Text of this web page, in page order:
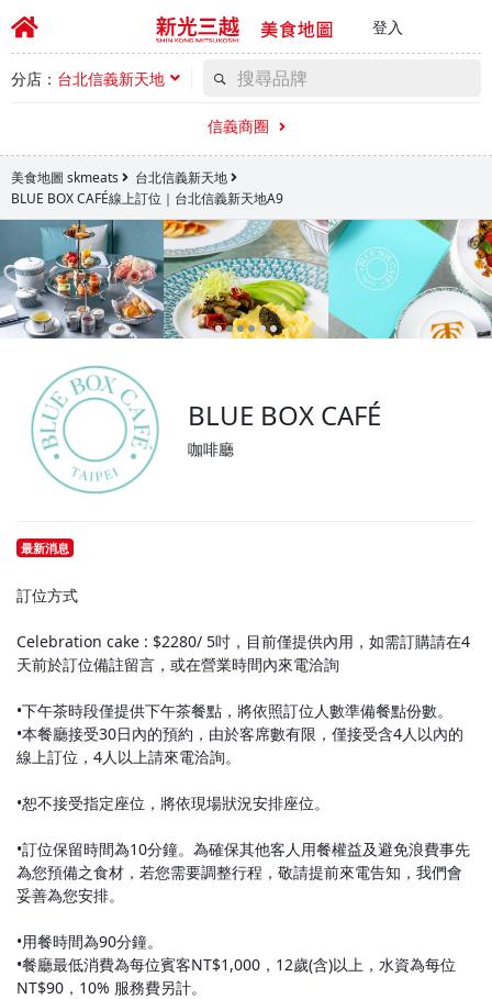
登入
分店： 台北信義新天地
信義商圈
美食地圖 skmeats
台北信義新天地
BLUE BOX CAFÉ線上訂位｜台北信義新天地A9
BLUE BOX CAFÉ
咖啡廳
最新消息
訂位方式
Celebration cake : $2280/ 5吋，目前僅提供內用，如需訂購請在4
天前於訂位備註留言，或在營業時間內來電洽詢
•下午茶時段僅提供下午茶餐點，將依照訂位人數準備餐點份數。
•本餐廳接受30日內的預約，由於客席數有限，僅接受含4人以內的
線上訂位，4人以上請來電洽詢。
•恕不接受指定座位，將依現場狀況安排座位。
•訂位保留時間為10分鐘。為確保其他客人用餐權益及避免浪費事先
為您預備之食材，若您需要調整行程，敬請提前來電告知，我們會
妥善為您安排。
•用餐時間為90分鐘。
•餐廳最低消費為每位賓客NT$1,000，12歲(含)以上，水資為每位
NT$90，10% 服務費另計。